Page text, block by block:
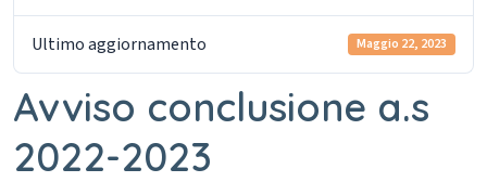
Ultimo aggiornamento Maggio 22, 2023
Avviso conclusione a.s
2022-2023